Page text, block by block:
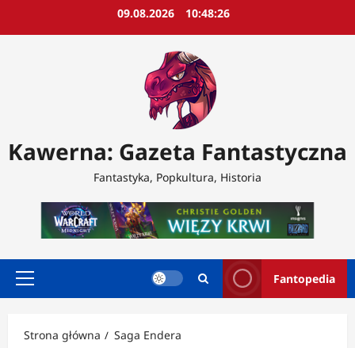
09.08.2026 10:48:27
Kawerna: Gazeta Fantastyczna
Fantastyka, Popkultura, Historia
Menu
Fantopedia
Strona główna Saga Endera